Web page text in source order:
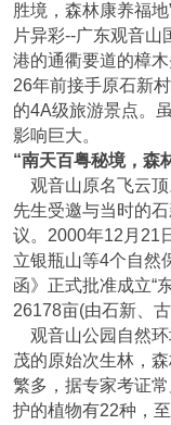
胜境，森林康养福
片异彩--广东观音山
港的通衢要道的樟
26年前接手原石新
的4A级旅游景点。
影响巨大。
“南天百粤秘境，森
观音山原名飞云顶
先生受邀与当时的
议。2000年12月21
立银瓶山等4个自然
函》正式批准成立“
26178亩(由石新、
观音山公园自然环
茂的原始次生林，
繁多，据专家考证
护的植物有22种，